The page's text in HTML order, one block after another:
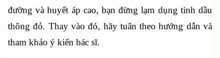
đường và huyết áp cao, bạn đừng lạm dụng tinh dầu
thông đỏ. Thay vào đó, hãy tuân theo hướng dẫn và
tham khảo ý kiến bác sĩ.